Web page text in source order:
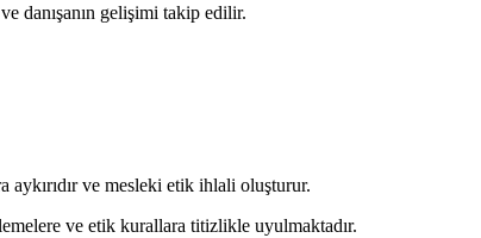
danışanın gelişimi takip edilir.
aykırıdır ve mesleki etik ihlali oluşturur.
ve etik kurallara titizlikle uyulmaktadır.